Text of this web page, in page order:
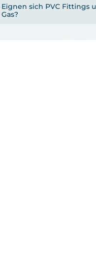
Eignen sich PVC Fittings
Gas?